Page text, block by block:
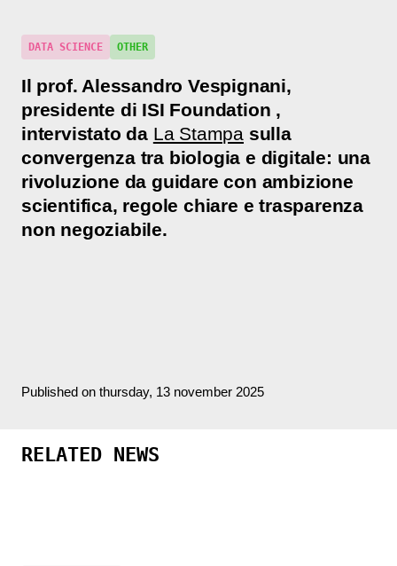
DATA SCIENCE OTHER
Il prof. Alessandro Vespignani,
presidente di ISI Foundation ,
intervistato da La Stampa sulla
convergenza tra biologia e digitale: una
rivoluzione da guidare con ambizione
scientifica, regole chiare e trasparenza
non negoziabile.
Published on thursday, 13 november 2025
RELATED NEWS